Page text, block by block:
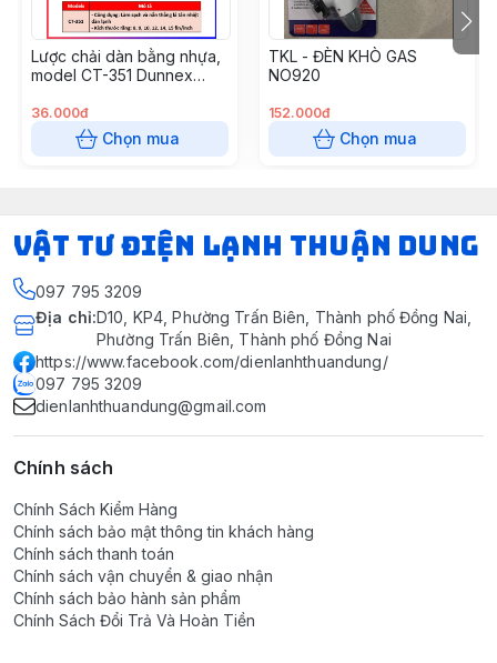
Lược chải dàn bằng nhựa,
model CT-351 Dunnex
36.000đ
Chọn mua
TKL - ĐÈN KHÒ GAS
NO920
152.000đ
Chọn mua
VẬT TƯ ĐIỆN LẠNH THUẬN DUNG
097 795 3209
Địa chỉ:D10, KP4, Phường Trấn Biên, Thành phố Đồng Nai,
Phường Trấn Biên, Thành phố Đồng Nai
https://www.facebook.com/dienlanhthuandung/
097 795 3209
dienlanhthuandung@gmail.com
Chính sách
Chính Sách Kiểm Hàng
Chính sách bảo mật thông tin khách hàng
Chính sách thanh toán
Chính sách vận chuyển & giao nhận
Chính sách bảo hành sản phẩm
Chính Sách Đổi Trả Và Hoàn Tiền